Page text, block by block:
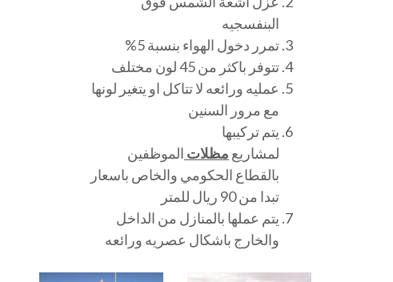
البنفسجيه
تمرر دخول الهواء بنسبة 5%
تتوفر باكثر من 45 لون مختلف
عمليه ورائعه لا تتاكل او يتغير لونها
مع مرور السنين
يتم تركيبها
لمشاريع مظلات الموظفين
بالقطاع الحكومي والخاص باسعار
تبدا من 90 ريال للمتر
يتم عملها بالمنازل من الداخل
والخارج باشكال عصريه ورائعه